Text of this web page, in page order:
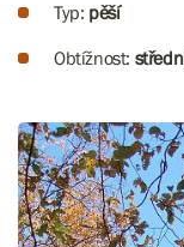
Typ: pěší
Obtížnost: